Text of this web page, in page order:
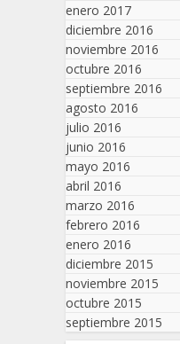
enero 2017
diciembre 2016
noviembre 2016
octubre 2016
septiembre 2016
agosto 2016
julio 2016
junio 2016
mayo 2016
abril 2016
marzo 2016
febrero 2016
enero 2016
diciembre 2015
noviembre 2015
octubre 2015
septiembre 2015